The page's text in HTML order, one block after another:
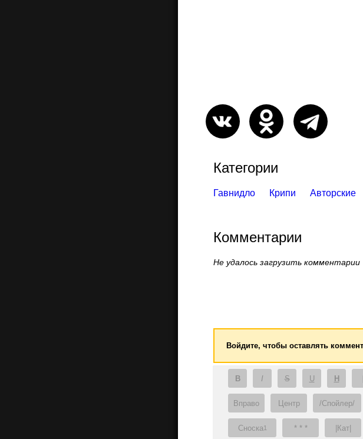
Категории
Гавнидло Крипи Авторские
Комментарии
Не удалось загрузить комментарии
Войдите, чтобы оставлять
B I S U H
Вправо Центр /Спойлер/
Сноска1 * * * |Кат|